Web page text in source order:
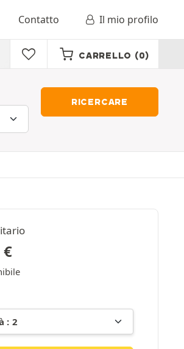
Contatto Il mio profilo
CARRELLO (0)
RICERCARE
€